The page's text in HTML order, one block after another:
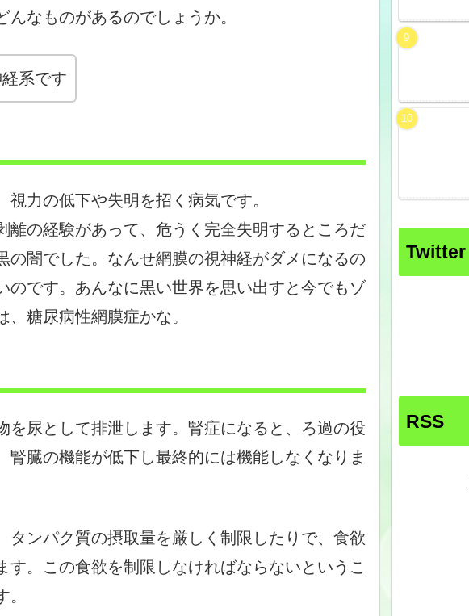
なものがあるのでしょうか。
系です
力の低下や失明を招く病気です。
の経験があって、危うく完全失明するところだ
闇でした。なんせ網膜の視神経がダメになるの
です。あんなに黒い世界を思い出すと今でもゾ
糖尿病性網膜症かな。
尿として排泄します。腎症になると、ろ過の役
臓の機能が低下し最終的には機能しなくなりま
ンパク質の摂取量を厳しく制限したりで、食欲
。この食欲を制限しなければならないというこ
Twitter
RSS